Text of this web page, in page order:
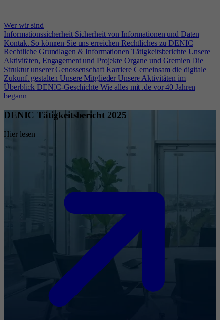
Wer wir sind
Informationssicherheit Sicherheit von Informationen und Daten
Kontakt So können Sie uns erreichen Rechtliches zu DENIC
Rechtliche Grundlagen & Informationen Tätigkeitsberichte Unsere
Aktivitäten, Engagement und Projekte Organe und Gremien Die
Struktur unserer Genossenschaft Karriere Gemeinsam die digitale
Zukunft gestalten Unsere Mitglieder Unsere Aktivitäten im
Überblick DENIC-Geschichte Wie alles mit .de vor 40 Jahren
begann
DENIC Tätigkeitsbericht 2025
Hier lesen